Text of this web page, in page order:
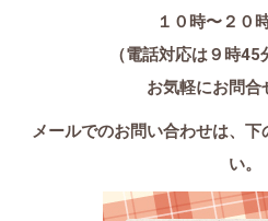
１０時〜２０
（電話対応は９時45
お気軽にお問合
メールでのお問い合わせは、 下
い。